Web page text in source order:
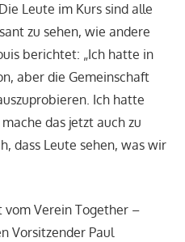
Leute im Kurs sind alle
zu sehen, wie andere
berichtet: „Ich hatte in
aber die Gemeinschaft
Ich hatte
das jetzt auch zu
dass Leute sehen, was wir
vom Verein Together –
Vorsitzender Paul